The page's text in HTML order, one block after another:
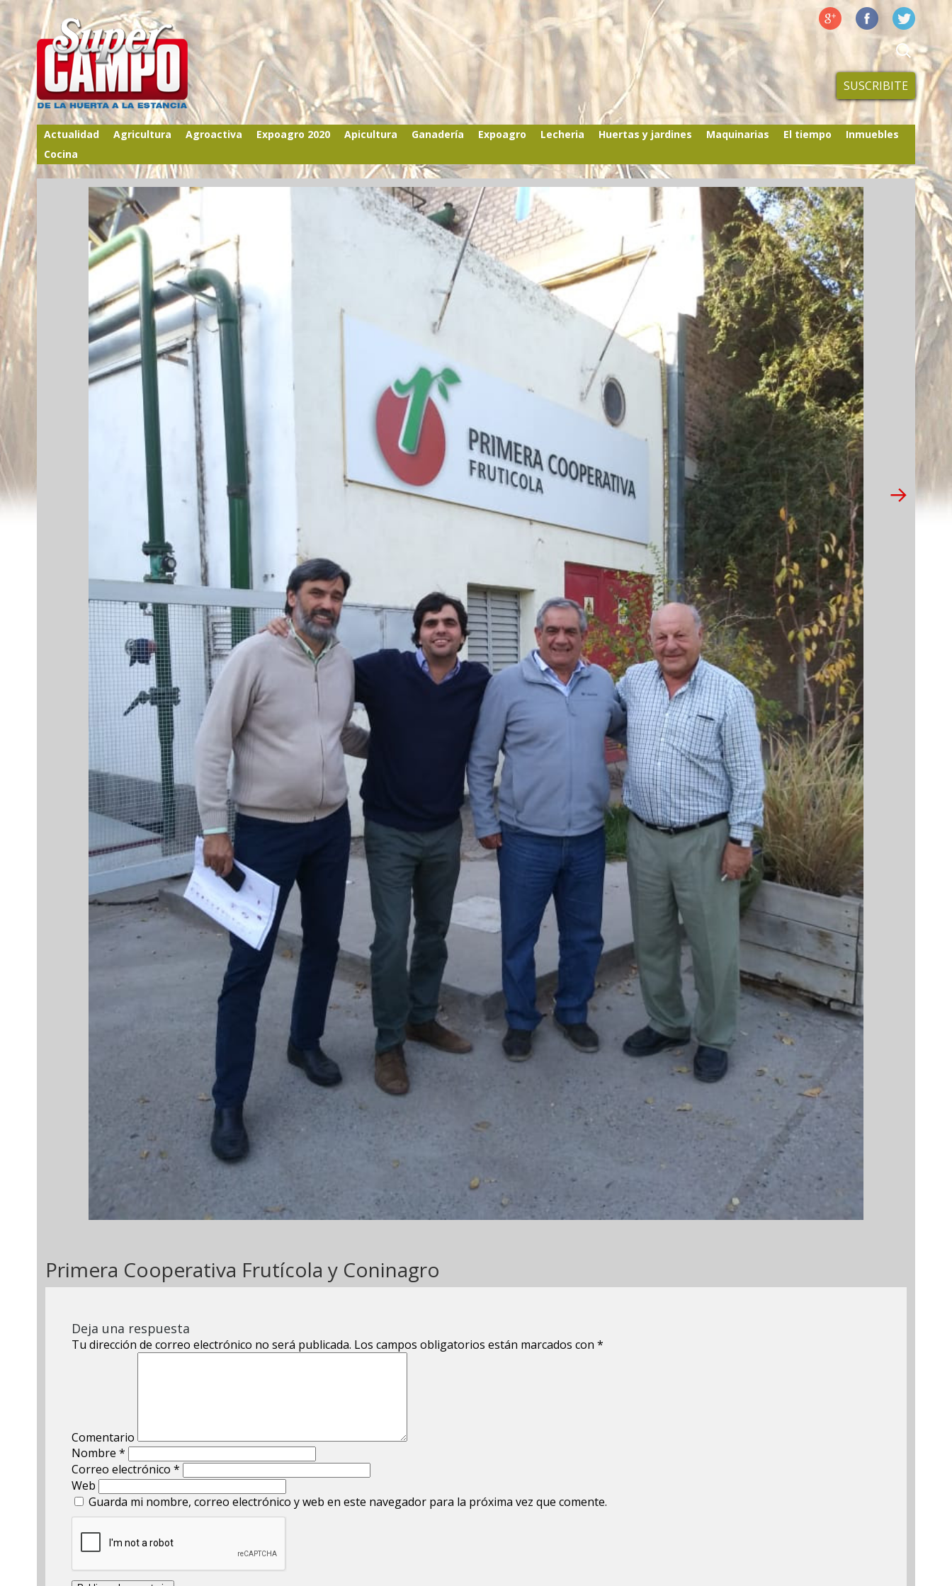
SUSCRIBITE
Actualidad Agricultura Agroactiva Expoagro 2020 Apicultura Ganadería Expoagro Lecheria Huertas y jardines Maquinarias El tiempo
Inmuebles
Cocina
Primera Cooperativa Frutícola y Coninagro
Deja una respuesta
Tu dirección de correo electrónico no será publicada. Los campos obligatorios están marcados con *
Comentario
Nombre *
Correo electrónico *
Web
Guarda mi nombre, correo electrónico y web en este navegador para la próxima vez que comente.